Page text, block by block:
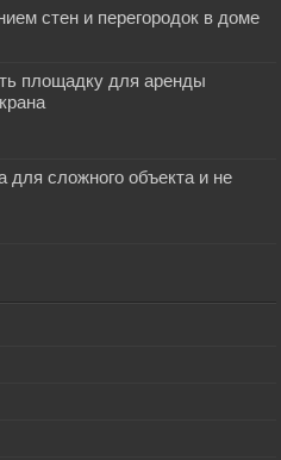
стен и перегородок в доме
площадку для аренды
для сложного объекта и не